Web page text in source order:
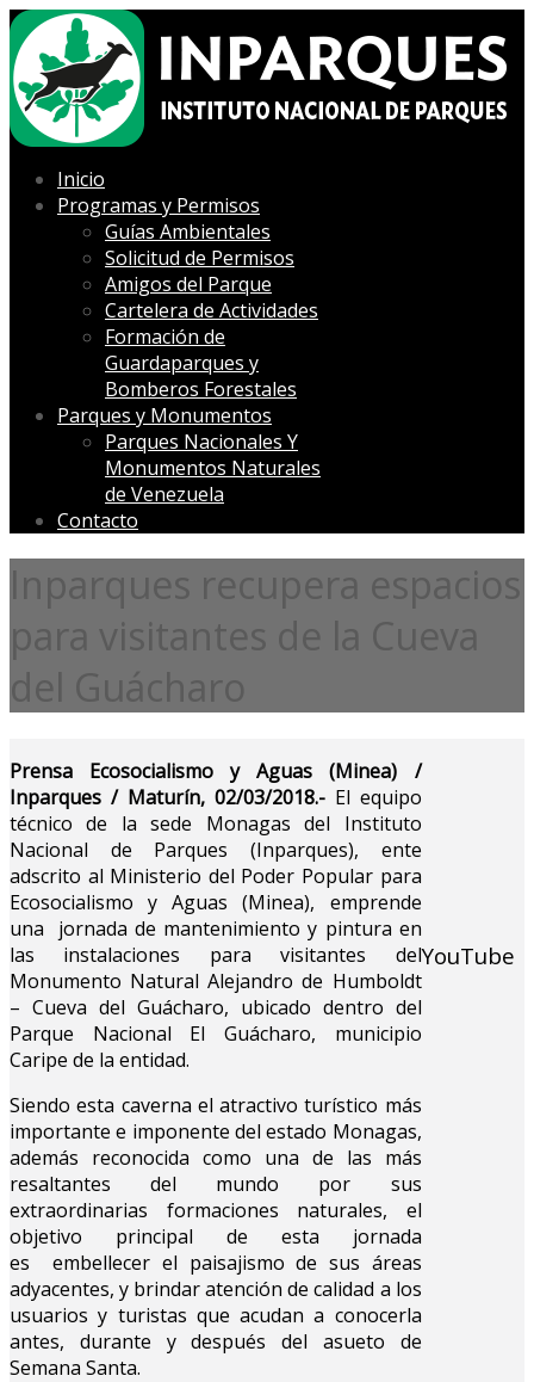
Inicio
Programas y Permisos
Guías Ambientales
Solicitud de Permisos
Amigos del Parque
Cartelera de Actividades
Formación de
Guardaparques y
Bomberos Forestales
Parques y Monumentos
Parques Nacionales Y
Monumentos Naturales
de Venezuela
Contacto
Inparques recupera espacios
para visitantes de la Cueva
del Guácharo
Prensa Ecosocialismo y Aguas (Minea) /
Inparques / Maturín, 02/03/2018.-El equipo
técnico de la sede Monagas del Instituto
Nacional de Parques (Inparques), ente
adscrito al Ministerio del Poder Popular para
Ecosocialismo y Aguas (Minea), emprende
una jornada de mantenimiento y pintura en
las instalaciones para visitantes del
Monumento Natural Alejandro de Humboldt
– Cueva del Guácharo, ubicado dentro del
Parque Nacional El Guácharo, municipio
Caripe de la entidad.
Siendo esta caverna el atractivo turístico más
importante e imponente del estado Monagas,
además reconocida como una de las más
resaltantes del mundo por sus
extraordinarias formaciones naturales, el
objetivo principal de esta jornada
es embellecer el paisajismo de sus áreas
adyacentes, y brindar atención de calidad a los
usuarios y turistas que acudan a conocerla
antes, durante y después del asueto de
Semana Santa.
YouTube